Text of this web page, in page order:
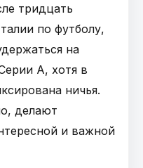
тридцать
по футболу,
на
А, хотя в
ничья.
делают
и важной